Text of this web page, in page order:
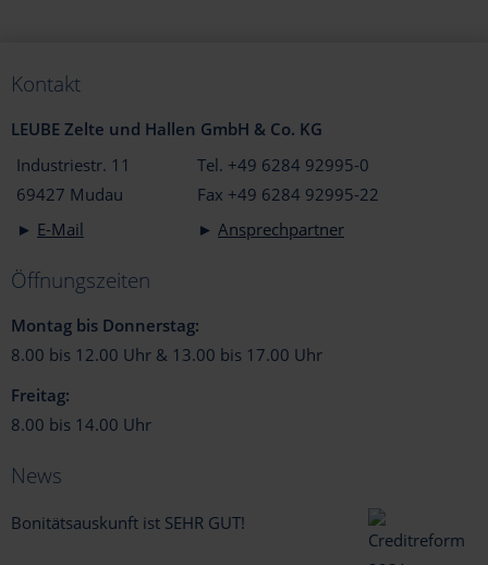
Kontakt
LEUBE Zelte und Hallen GmbH & Co. KG
Industriestr. 11
69427 Mudau
► E-Mail
Tel. +49 6284 92995-0
Fax +49 6284 92995-22
► Ansprechpartner
Öffnungszeiten
Montag bis Donnerstag:
8.00 bis 12.00 Uhr & 13.00 bis 17.00 Uhr
Freitag:
8.00 bis 14.00 Uhr
News
Bonitätsauskunft ist SEHR GUT!